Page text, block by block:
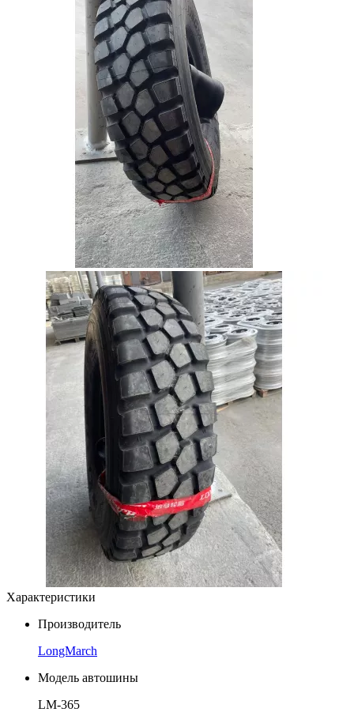
Характеристики
Производитель
LongMarch
Модель автошины
LM-365